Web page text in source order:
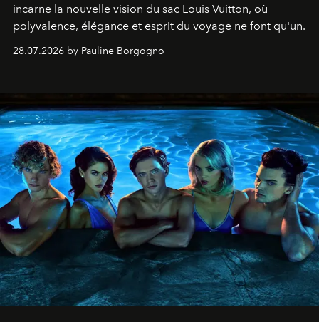
incarne la nouvelle vision du sac Louis Vuitton, où
polyvalence, élégance et esprit du voyage ne font qu'un.
28.07.2026 by Pauline Borgogno